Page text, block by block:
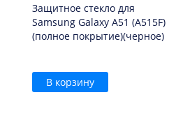
Защитное стекло для
Samsung Galaxy A51 (A515F)
(полное покрытие)(черное)
В корзину